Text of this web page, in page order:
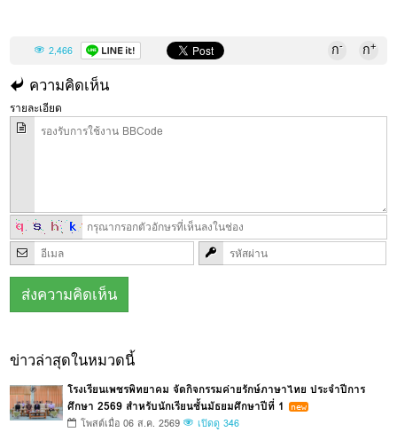
2,466 ก- ก+
ความคิดเห็น
รายละเอียด
ข่าวล่าสุดในหมวดนี้
โรงเรียนเพชรพิทยาคม จัดกิจกรรมค่ายรักษ์ภาษาไทย ประจำปีการ
ศึกษา 2569 สำหรับนักเรียนชั้นมัธยมศึกษาปีที่ 1
โพสต์เมื่อ 06 ส.ค. 2569 เปิดดู 346